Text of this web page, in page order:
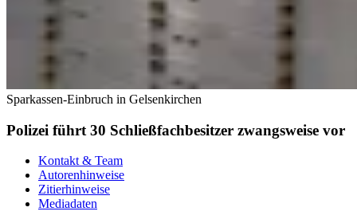
Sparkassen-Einbruch in Gelsenkirchen
Polizei führt 30 Schließfachbesitzer zwangsweise vor
Kontakt & Team
Autorenhinweise
Zitierhinweise
Mediadaten